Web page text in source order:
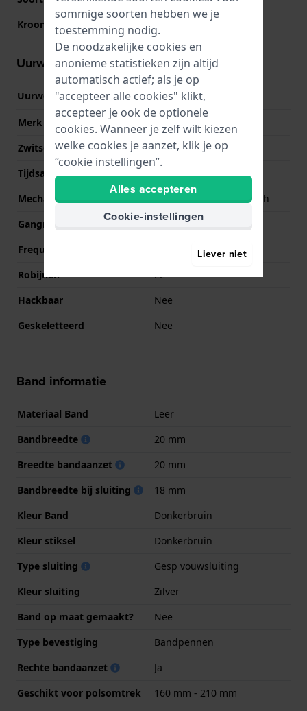
Kroon
Uurwerk informatie
Uurwerk nr. F8B62( Bekijk specificaties
Merk uurwerk
Orient
Zwitsers uurwerk
Nee
Tijdsaanduiding
Analoog
Mechanisme
Mechanisch automatisch
Gangreserve
70
Frequentie
Robijnen
22
Hackbaar
Nee
Geskeletteerd
Nee
Band informatie
Materiaal Band
Leer
Bandbreedte
20 mm
Breedte bandaanzet
20 mm
Bandbreedte bij sluiting
18 mm
Kleur Band
Donkerbruin
Kleur stiksel
Donkerbruin
Type sluiting
Gesp vouwsluiting
Kleur sluiting
Zilver
Band op maat gemaakt?
Nee
Type bevestiging
Bandpennen
Rechte bandaanzet
Ja
Geschikt voor polsomtrek
160 mm - 210 mm
sommige soorten hebben we je
toestemming nodig.
De noodzakelijke cookies en
anonieme statistieken zijn altijd
automatisch actief; als je op
"accepteer alle cookies" klikt,
accepteer je ook de optionele
cookies. Wanneer je zelf wilt kiezen
welke cookies je aanzet, klik je op
“cookie instellingen”.
Alles accepteren
Cookie-instellingen
Liever niet